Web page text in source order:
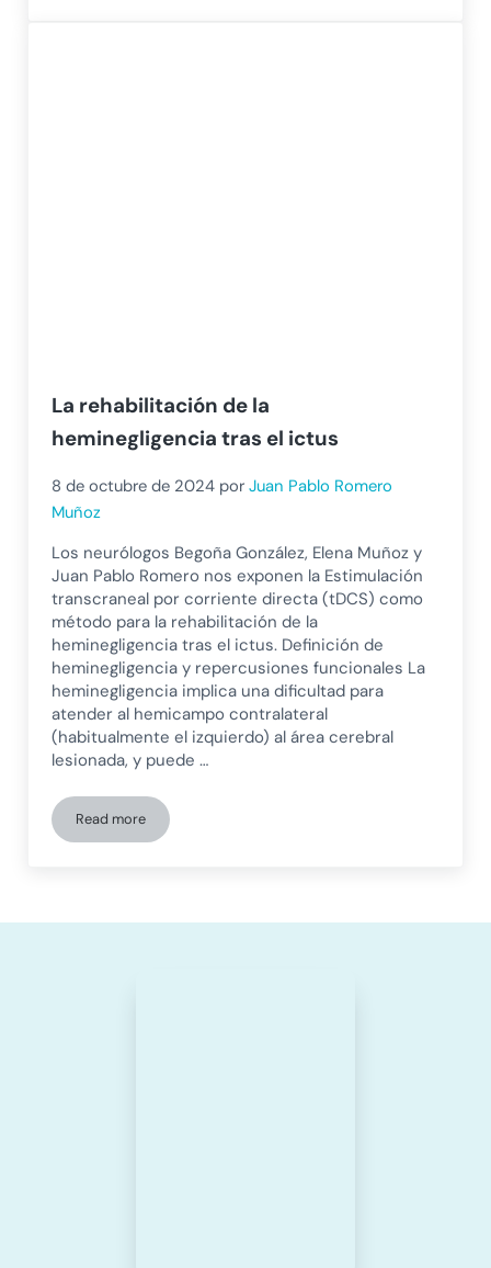
La rehabilitación de la
heminegligencia tras el ictus
8 de octubre de 2024 porJuan Pablo Romero
Muñoz
Los neurólogos Begoña González, Elena Muñoz y
Juan Pablo Romero nos exponen la Estimulación
transcraneal por corriente directa (tDCS) como
método para la rehabilitación de la
heminegligencia tras el ictus. Definición de
heminegligencia y repercusiones funcionales La
heminegligencia implica una dificultad para
atender al hemicampo contralateral
(habitualmente el izquierdo) al área cerebral
lesionada, y puede …
Read moreLa rehabilitación de la heminegligencia tras el ictus